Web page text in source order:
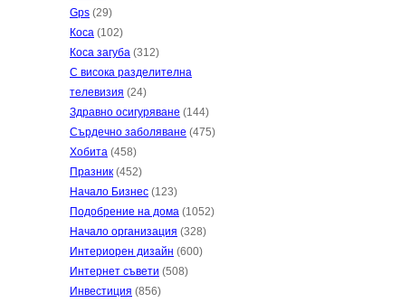
Gps (29)
Коса (102)
Коса загуба (312)
С висока разделителна
телевизия (24)
Здравно осигуряване (144)
Сърдечно заболяване (475)
Хобита (458)
Празник (452)
Начало Бизнес (123)
Подобрение на дома (1052)
Начало организация (328)
Интериорен дизайн (600)
Интернет съвети (508)
Инвестиция (856)